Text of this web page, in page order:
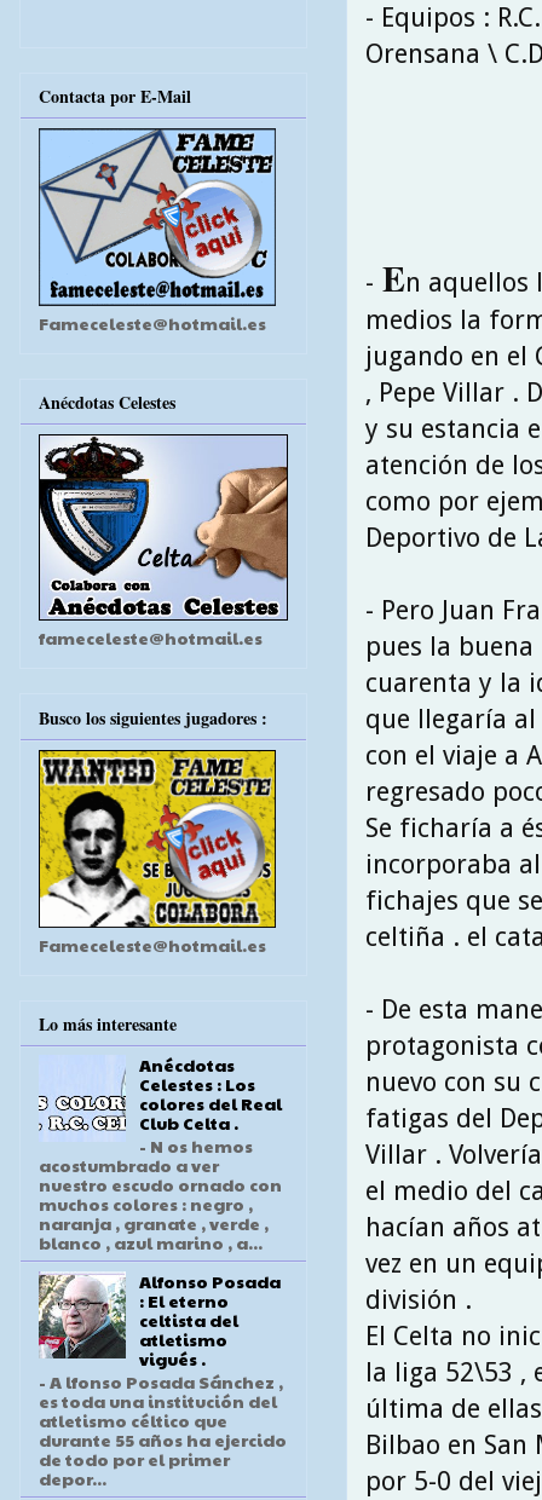
- Equipos :
Orensana \
- En aquellos
medios la
jugando en el
, Pepe Villar .
y su estancia
atención de
como por
Deportivo de
- Pero Juan
pues la
cuarenta y la
que llegaría al
con el viaje a
regresado
Se ficharía a
incorporaba
fichajes que
celtiña . el
- De esta
protagonista
nuevo con su
fatigas del
Villar .
el medio del
hacían años
vez en un
división .
El Celta no
la liga 52\53 ,
última de
Bilbao en
por 5-0 del
Contacta por E-Mail
Fameceleste@hotmail.es
Anécdotas Celestes
fameceleste@hotmail.es
Busco los siguientes jugadores :
Fameceleste@hotmail.es
Lo más interesante
Anécdotas
Celestes : Los
colores del Real
Club Celta .
- N os hemos
acostumbrado a ver
nuestro escudo ornado con
muchos colores : negro ,
naranja , granate , verde ,
blanco , azul marino , a...
Alfonso Posada
: El eterno
celtista del
atletismo
vigués .
- A lfonso Posada Sánchez ,
es toda una institución del
atletismo céltico que
durante 55 años ha ejercido
de todo por el primer
depor...